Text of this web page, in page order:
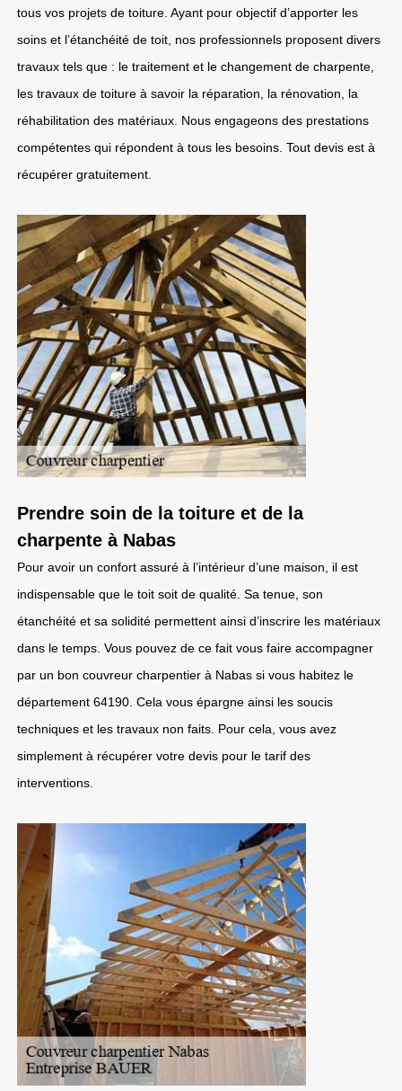
tous vos projets de toiture. Ayant pour objectif d’apporter les
soins et l’étanchéité de toit, nos professionnels proposent divers
travaux tels que : le traitement et le changement de charpente,
les travaux de toiture à savoir la réparation, la rénovation, la
réhabilitation des matériaux. Nous engageons des prestations
compétentes qui répondent à tous les besoins. Tout devis est à
récupérer gratuitement.
Prendre soin de la toiture et de la
charpente à Nabas
Pour avoir un confort assuré à l’intérieur d’une maison, il est
indispensable que le toit soit de qualité. Sa tenue, son
étanchéité et sa solidité permettent ainsi d’inscrire les matériaux
dans le temps. Vous pouvez de ce fait vous faire accompagner
par un bon couvreur charpentier à Nabas si vous habitez le
département 64190. Cela vous épargne ainsi les soucis
techniques et les travaux non faits. Pour cela, vous avez
simplement à récupérer votre devis pour le tarif des
interventions.